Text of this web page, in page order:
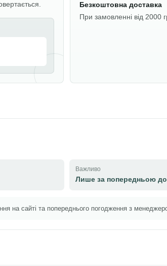
Безкоштовна доставка
При замовленні від 2000
Важливо
Лише за попередньою
на сайті та попереднього погодження з